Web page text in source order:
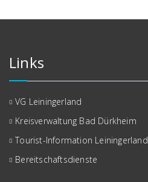
Links
VG Leiningerland
Kreisverwaltung Bad Dürkheim
Tourist-Information Leiningerland
Bereitschaftsdienste